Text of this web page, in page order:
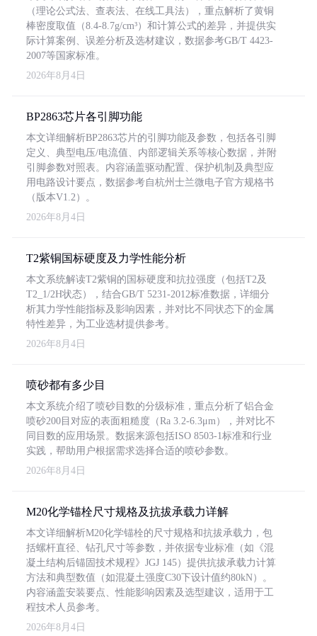
（理论公式法、查表法、在线工具法），重点解析了黄铜
棒密度取值（8.4-8.7g/cm³）和计算公式的差异，并提供实
际计算案例、误差分析及选材建议，数据参考GB/T 4423-
2007等国家标准。
2026年8月4日
BP2863芯片各引脚功能
本文详细解析BP2863芯片的引脚功能及参数，包括各引脚
定义、典型电压/电流值、内部逻辑关系等核心数据，并附
引脚参数对照表。内容涵盖驱动配置、保护机制及典型应
用电路设计要点，数据参考自杭州士兰微电子官方规格书
（版本V1.2）。
2026年8月4日
T2紫铜国标硬度及力学性能分析
本文系统解读T2紫铜的国标硬度和抗拉强度（包括T2及
T2_1/2H状态），结合GB/T 5231-2012标准数据，详细分
析其力学性能指标及影响因素，并对比不同状态下的金属
特性差异，为工业选材提供参考。
2026年8月4日
喷砂都有多少目
本文系统介绍了喷砂目数的分级标准，重点分析了铝合金
喷砂200目对应的表面粗糙度（Ra 3.2-6.3μm），并对比不
同目数的应用场景。数据来源包括ISO 8503-1标准和行业
实践，帮助用户根据需求选择合适的喷砂参数。
2026年8月4日
M20化学锚栓尺寸规格及抗拔承载力详解
本文详细解析M20化学锚栓的尺寸规格和抗拔承载力，包
括螺杆直径、钻孔尺寸等参数，并依据专业标准（如《混
凝土结构后锚固技术规程》JGJ 145）提供抗拔承载力计算
方法和典型数值（如混凝土强度C30下设计值约80kN）。
内容涵盖安装要点、性能影响因素及选型建议，适用于工
程技术人员参考。
2026年8月4日